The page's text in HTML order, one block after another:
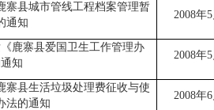
寨县城市管线工程档案管理暂
通知
2008年5
鹿寨县爱国卫生工作管理办
知
2008年5
寨县生活垃圾处理费征收与使
法的通知
2008年6